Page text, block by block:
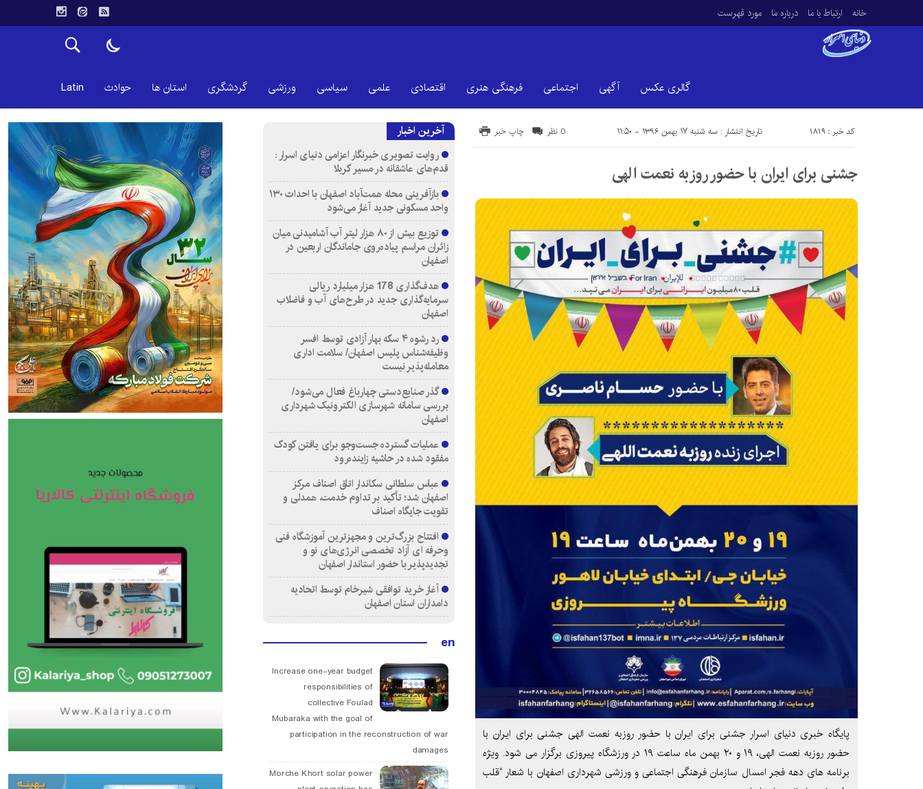
خانه ارتباط با ما درباره ما مورد فهرست
گالری عکس آگهی اجتماعی فرهنگی هنری اقتصادی علمی سیاسی ورزشی گردشگری استان ها حوادث Latin
تاریخ انتشار : سه شنبه ۱۷ بهمن ۱۳۹۶ - ۱۱:۵۰ کد خبر : 1819 چاپ خبر 0 نظر
جشنی برای ایران با حضور روزبه نعمت الهی
پایگاه خبری دنیای اسرار جشنی برای ایران با حضور روزبه نعمت الهی جشنی برای ایران با
حضور روزبه نعمت الهی، ۱۹ و ۲۰ بهمن ماه ساعت ۱۹ در ورزشگاه پیروزی برگزار می شود. ویژه
برنامه های دهه فجر امسال سازمان فرهنگی اجتماعی و ورزشی شهرداری اصفهان با شعار “قلب
آخرین اخبار
روایت تصویری خبرنگار اعزامی دنیای اسرار :
قدم‌های عاشقانه در مسیر کربلا
بازآفرینی محله همت‌آباد اصفهان با احداث ۱۳۰
واحد مسکونی جدید آغاز می‌شود
توزیع بیش از ۸۰ هزار لیتر آب آشامیدنی میان
زائران مراسم پیاده‌روی جاماندگان اربعین در
اصفهان
هدف‌گذاری 178 هزار میلیارد ریالی
سرمایه‌گذاری جدید در طرح‌های آب و فاضلاب
اصفهان
رد رشوه ۴ سکه بهار آزادی توسط افسر
وظیفه‌شناس پلیس اصفهان/ سلامت اداری
معامله‌پذیر نیست
گذر صنایع‌دستی چهارباغ فعال می‌شود/
بررسی سامانه شهرسازی الکترونیک شهرداری
اصفهان
عملیات گسترده جست‌وجو برای یافتن کودک
مفقود شده در حاشیه زاینده‌رود
عباس سلطانی سکاندار اتاق اصناف مرکز
اصفهان شد؛ تأکید بر تداوم خدمت، همدلی و
تقویت جایگاه اصناف
افتتاح بزرگ‌ترین و مجهزترین آموزشگاه فنی
وحرفه ای آزاد تخصصی انرژی‌های نو و
تجدیدپذیر با حضور استاندار اصفهان
آغاز خرید توافقی شیرخام توسط اتحادیه
دامداران استان اصفهان
en
Increase one-year budget
responsibilities of
collective Foulad
Mubaraka with the goal of
participation in the reconstruction of war
damages
Morche Khort solar power